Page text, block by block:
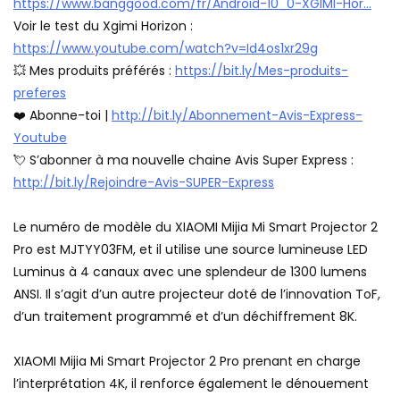
https://www.banggood.com/fr/Android-10_0-XGIMI-Hor…
Voir le test du Xgimi Horizon :
https://www.youtube.com/watch?v=Id4os1xr29g
💥 Mes produits préférés : https://bit.ly/Mes-produits-
preferes
❤️ Abonne-toi | http://bit.ly/Abonnement-Avis-Express-
Youtube
💘 S’abonner à ma nouvelle chaine Avis Super Express :
http://bit.ly/Rejoindre-Avis-SUPER-Express
Le numéro de modèle du XIAOMI Mijia Mi Smart Projector 2
Pro est MJTYY03FM, et il utilise une source lumineuse LED
Luminus à 4 canaux avec une splendeur de 1300 lumens
ANSI. Il s’agit d’un autre projecteur doté de l’innovation ToF,
d’un traitement programmé et d’un déchiffrement 8K.
XIAOMI Mijia Mi Smart Projector 2 Pro prenant en charge
l’interprétation 4K, il renforce également le dénouement